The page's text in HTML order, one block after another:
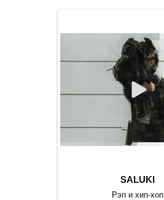
SALUKI
Рэп и хип-хоп